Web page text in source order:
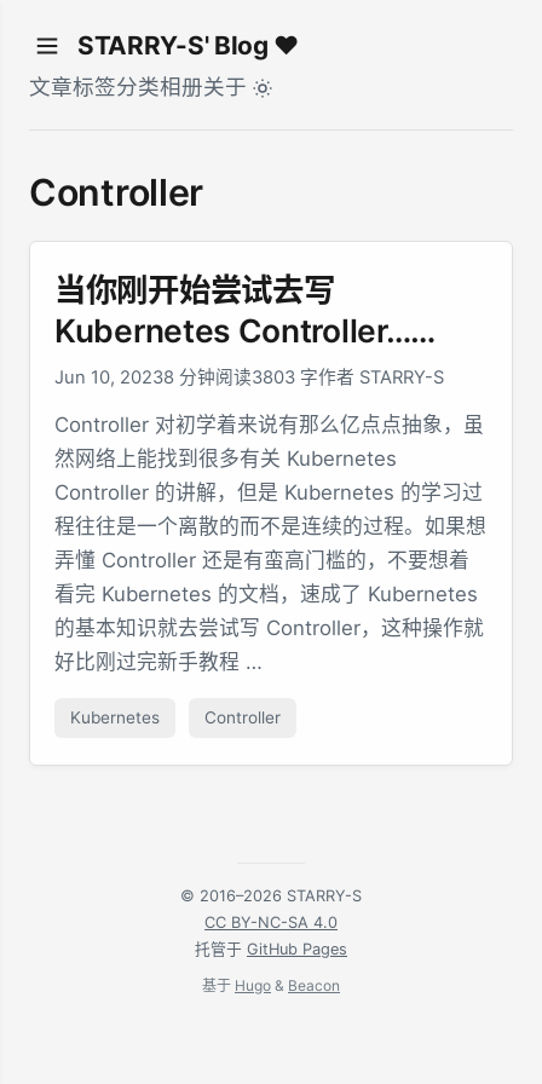
STARRY-S' Blog ♥
文章标签分类相册关于
Controller
当你刚开始尝试去写
Kubernetes Controller……
Jun 10, 20238 分钟阅读3803 字作者 STARRY-S
Controller 对初学着来说有那么亿点点抽象，虽
然网络上能找到很多有关 Kubernetes
Controller 的讲解，但是 Kubernetes 的学习过
程往往是一个离散的而不是连续的过程。如果想
弄懂 Controller 还是有蛮高门槛的，不要想着
看完 Kubernetes 的文档，速成了 Kubernetes
的基本知识就去尝试写 Controller，这种操作就
好比刚过完新手教程 …
Kubernetes Controller
© 2016–2026 STARRY-S
CC BY-NC-SA 4.0
托管于 GitHub Pages
基于 Hugo & Beacon